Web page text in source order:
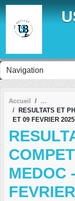
Accueil
RESULTATS ET
ET 09 FEVRIER 2025
MEDOC
Panneau de gestion